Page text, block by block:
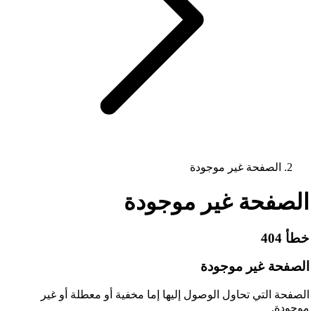
الصفحة غير موجودة
الصفحة غير موجودة
خطأ 404
الصفحة غير موجودة
الصفحة التي تحاول الوصول إليها إما مخفية أو معطلة أو غير
موجودة.